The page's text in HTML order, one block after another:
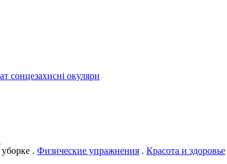
сонцезахисні окуляри
. Физические упражнения . Красота и здоровье